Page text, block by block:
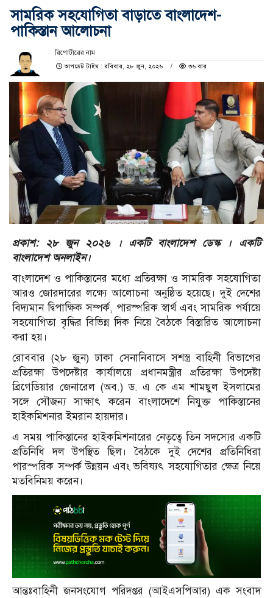
সামরিক সহযোগিতা বাড়াতে বাংলাদেশ-
পাকিস্তান আলোচনা
রিপোর্টারের নাম
আপডেট টাইম : রবিবার, ২৮ জুন, ২০২৬
৩৬ বার
প্রকাশ: ২৮ জুন ২০২৬ । একটি বাংলাদেশ ডেস্ক । একটি
বাংলাদেশ অনলাইন।
বাংলাদেশ ও পাকিস্তানের মধ্যে প্রতিরক্ষা ও সামরিক সহযোগিতা
আরও জোরদারের লক্ষ্যে আলোচনা অনুষ্ঠিত হয়েছে। দুই দেশের
বিদ্যমান দ্বিপাক্ষিক সম্পর্ক, পারস্পরিক স্বার্থ এবং সামরিক পর্যায়ে
সহযোগিতা বৃদ্ধির বিভিন্ন দিক নিয়ে বৈঠকে বিস্তারিত আলোচনা
করা হয়।
রোববার (২৮ জুন) ঢাকা সেনানিবাসে সশস্ত্র বাহিনী বিভাগের
প্রতিরক্ষা উপদেষ্টার কার্যালয়ে প্রধানমন্ত্রীর প্রতিরক্ষা উপদেষ্টা
ব্রিগেডিয়ার জেনারেল (অব.) ড. এ কে এম শামছুল ইসলামের
সঙ্গে সৌজন্য সাক্ষাৎ করেন বাংলাদেশে নিযুক্ত পাকিস্তানের
হাইকমিশনার ইমরান হায়দার।
এ সময় পাকিস্তানের হাইকমিশনারের নেতৃত্বে তিন সদস্যের একটি
প্রতিনিধি দল উপস্থিত ছিল। বৈঠকে দুই দেশের প্রতিনিধিরা
পারস্পরিক সম্পর্ক উন্নয়ন এবং ভবিষ্যৎ সহযোগিতার ক্ষেত্র নিয়ে
মতবিনিময় করেন।
আন্তঃবাহিনী জনসংযোগ পরিদপ্তর (আইএসপিআর) এক সংবাদ